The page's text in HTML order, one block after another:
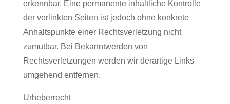
erkennbar. Eine permanente inhaltliche Kontrolle
der verlinkten Seiten ist jedoch ohne konkrete
Anhaltspunkte einer Rechtsverletzung nicht
zumutbar. Bei Bekanntwerden von
Rechtsverletzungen werden wir derartige Links
umgehend entfernen.
Urheberrecht